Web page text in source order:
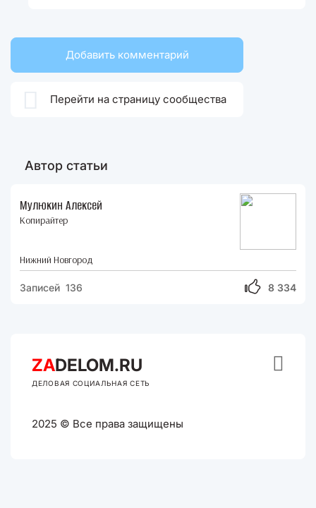
Добавить комментарий
Перейти на страницу сообщества
Автор статьи
Мулюкин Алексей
Копирайтер
Нижний Новгород
8 334
Записей 136
ZADELOM.RU
ДЕЛОВАЯ СОЦИАЛЬНАЯ СЕТЬ
2025 © Все права защищены
